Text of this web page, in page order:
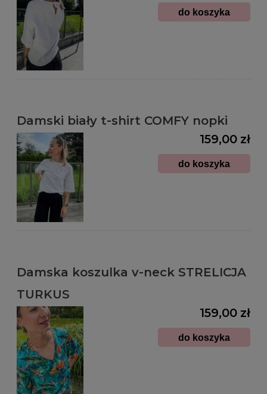
do koszyka
Damski biały t-shirt COMFY nopki
159,00 zł
do koszyka
Damska koszulka v-neck STRELICJA
TURKUS
159,00 zł
do koszyka